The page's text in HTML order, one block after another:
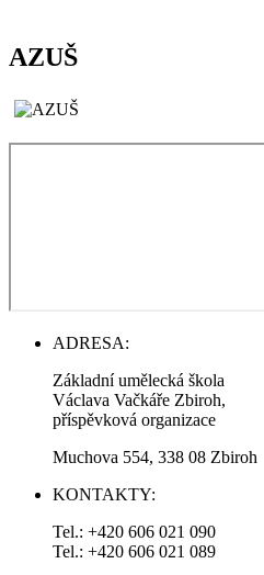
AZUŠ
ADRESA:
Základní umělecká škola
Václava Vačkáře Zbiroh,
příspěvková organizace
Muchova 554, 338 08 Zbiroh
KONTAKTY:
Tel.: +420 606 021 090
Tel.: +420 606 021 089